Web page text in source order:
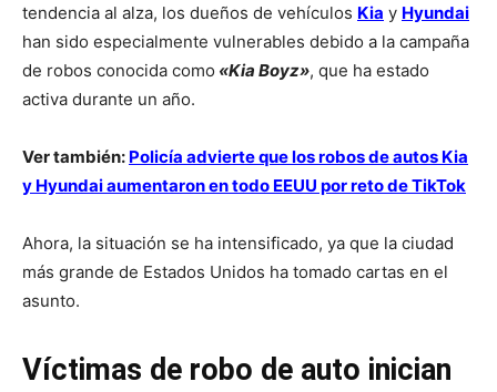
tendencia al alza, los dueños de vehículos Kia y Hyundai
han sido especialmente vulnerables debido a la campaña
de robos conocida como «Kia Boyz», que ha estado
activa durante un año.
Ver también: Policía advierte que los robos de autos Kia
y Hyundai aumentaron en todo EEUU por reto de TikTok
Ahora, la situación se ha intensificado, ya que la ciudad
más grande de Estados Unidos ha tomado cartas en el
asunto.
Víctimas de robo de auto inician